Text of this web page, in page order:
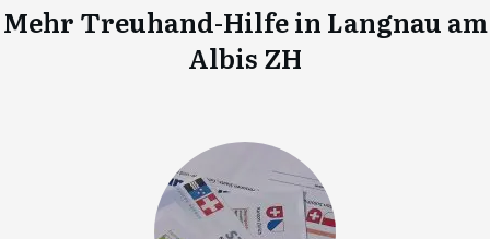
Mehr Treuhand-Hilfe in Langnau am
Albis ZH